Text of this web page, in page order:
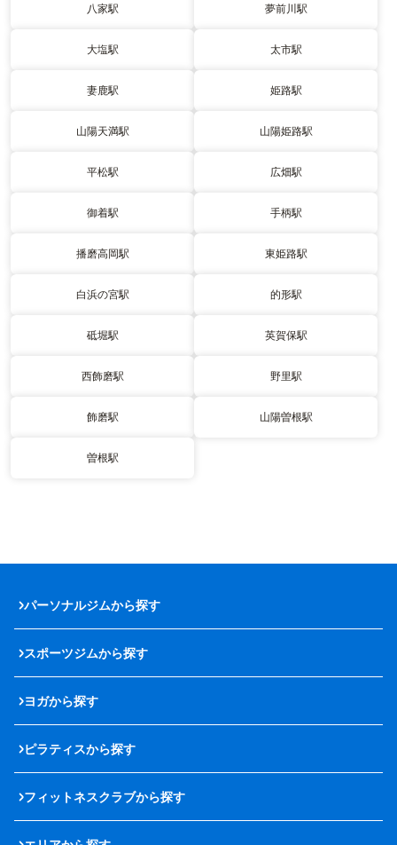
八家駅 夢前川駅
大塩駅 太市駅
妻鹿駅 姫路駅
山陽天満駅 山陽姫路駅
平松駅 広畑駅
御着駅 手柄駅
播磨高岡駅 東姫路駅
白浜の宮駅 的形駅
砥堀駅 英賀保駅
西飾磨駅 野里駅
飾磨駅 山陽曽根駅
曽根駅
パーソナルジムから探す
スポーツジムから探す
ヨガから探す
ピラティスから探す
フィットネスクラブから探す